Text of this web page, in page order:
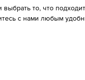
то, что
с нами любым